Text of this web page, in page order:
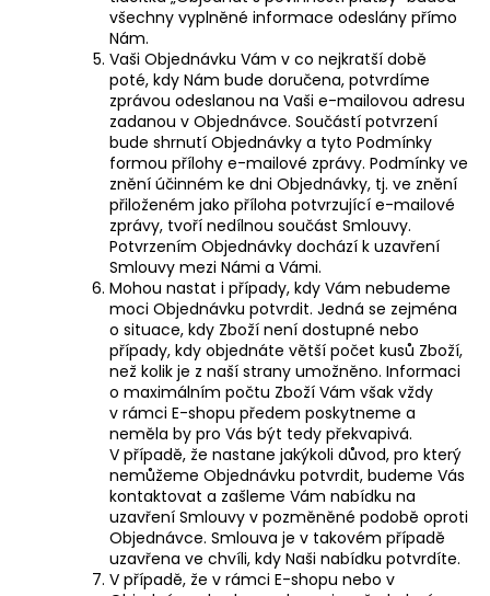
všechny vyplněné informace odeslány přímo
Nám.
Vaši Objednávku Vám v co nejkratší době
poté, kdy Nám bude doručena, potvrdíme
zprávou odeslanou na Vaši e-mailovou adresu
zadanou v Objednávce. Součástí potvrzení
bude shrnutí Objednávky a tyto Podmínky
formou přílohy e-mailové zprávy. Podmínky ve
znění účinném ke dni Objednávky, tj. ve znění
přiloženém jako příloha potvrzující e-mailové
zprávy, tvoří nedílnou součást Smlouvy.
Potvrzením Objednávky dochází k uzavření
Smlouvy mezi Námi a Vámi.
Mohou nastat i případy, kdy Vám nebudeme
moci Objednávku potvrdit. Jedná se zejména
o situace, kdy Zboží není dostupné nebo
případy, kdy objednáte větší počet kusů Zboží,
než kolik je z naší strany umožněno. Informaci
o maximálním počtu Zboží Vám však vždy
v rámci E-shopu předem poskytneme a
neměla by pro Vás být tedy překvapivá.
V případě, že nastane jakýkoli důvod, pro který
nemůžeme Objednávku potvrdit, budeme Vás
kontaktovat a zašleme Vám nabídku na
uzavření Smlouvy v pozměněné podobě oproti
Objednávce. Smlouva je v takovém případě
uzavřena ve chvíli, kdy Naši nabídku potvrdíte.
V případě, že v rámci E-shopu nebo v